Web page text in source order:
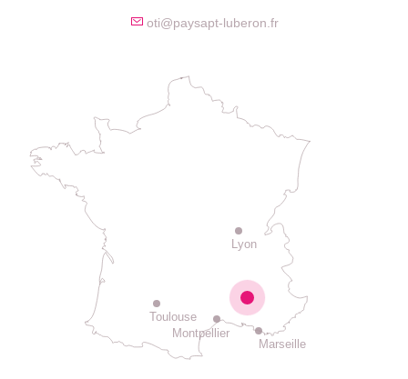
oti@paysapt-luberon.fr
Lyon
Montpellier
Toulouse
Marseille